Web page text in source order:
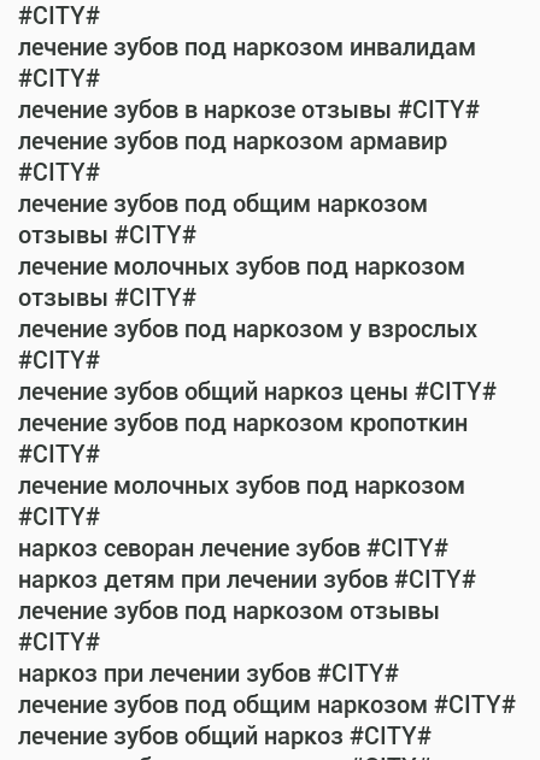
#CITY#
лечение зубов под наркозом инвалидам
#CITY#
лечение зубов в наркозе отзывы #CITY#
лечение зубов под наркозом армавир
#CITY#
лечение зубов под общим наркозом
отзывы #CITY#
лечение молочных зубов под наркозом
отзывы #CITY#
лечение зубов под наркозом у взрослых
#CITY#
лечение зубов общий наркоз цены #CITY#
лечение зубов под наркозом кропоткин
#CITY#
лечение молочных зубов под наркозом
#CITY#
наркоз севоран лечение зубов #CITY#
наркоз детям при лечении зубов #CITY#
лечение зубов под наркозом отзывы
#CITY#
наркоз при лечении зубов #CITY#
лечение зубов под общим наркозом #CITY#
лечение зубов общий наркоз #CITY#